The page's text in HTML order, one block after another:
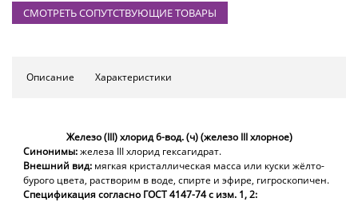
СМОТРЕТЬ СОПУТСТВУЮЩИЕ ТОВАРЫ
Описание Характеристики
Железо (III) хлорид 6-вод. (ч) (железо III хлорное)
Синонимы:железа III хлорид гексагидрат.
Внешний вид: мягкая кристаллическая масса или куски жёлто-
бурого цвета, растворим в воде, спирте и эфире, гигроскопичен.
Спецификация согласно ГОСТ 4147-74 с изм. 1, 2: